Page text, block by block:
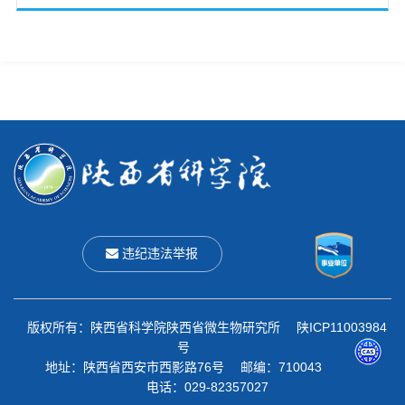
违纪违法举报
版权所有：陕西省科学院陕西省微生物研究所 陕ICP11003984
号
地址：陕西省西安市西影路76号 邮编：710043
电话：029-82357027